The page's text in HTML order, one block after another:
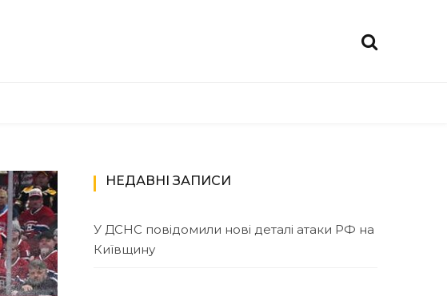
НЕДАВНІ ЗАПИСИ
У ДСНС повідомили нові деталі атаки РФ на
Київщину